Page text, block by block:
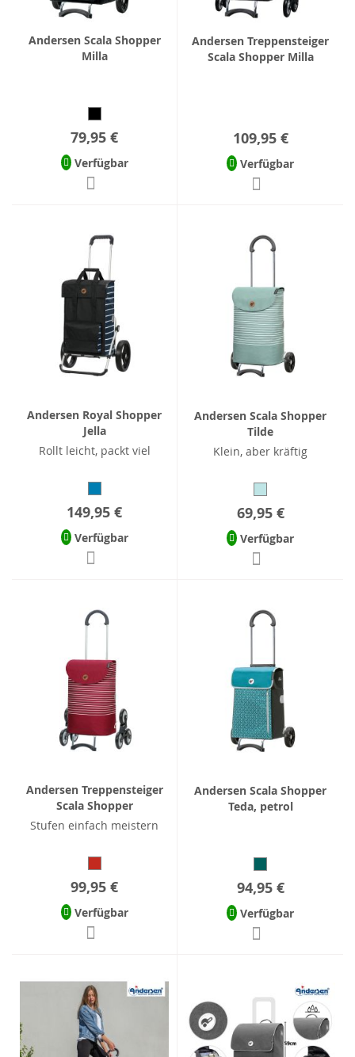
Andersen Scala Shopper
Milla
79,95 €
Verfügbar
Andersen Treppensteiger
Scala Shopper Milla
109,95 €
Verfügbar
Andersen Royal Shopper
Jella
Rollt leicht, packt viel
149,95 €
Verfügbar
Andersen Scala Shopper
Tilde
Klein, aber kräftig
69,95 €
Verfügbar
Andersen Treppensteiger
Scala Shopper
Stufen einfach meistern
99,95 €
Verfügbar
Andersen Scala Shopper
Teda, petrol
94,95 €
Verfügbar